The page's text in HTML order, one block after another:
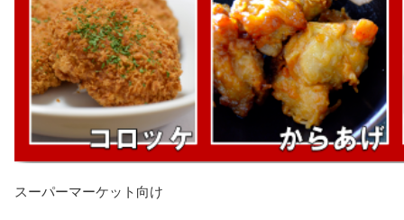
スーパーマーケット向け